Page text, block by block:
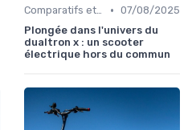
Comparatifs et tests de produits • 07/08/2025
Plongée dans l'univers du
dualtron x : un scooter
électrique hors du commun